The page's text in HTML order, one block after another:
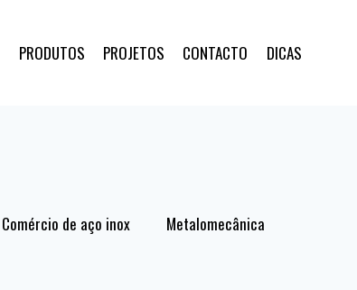
PRODUTOS PROJETOS CONTACTO DICAS
Comércio de aço inox
Metalomecânica